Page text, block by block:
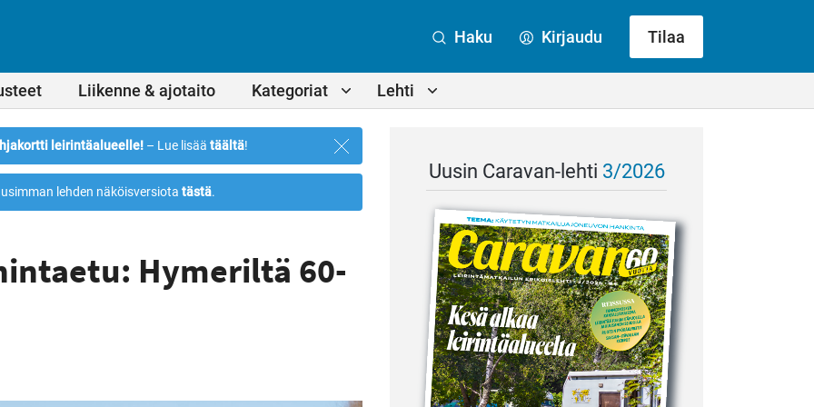
Liikenne & ajotaito Kategoriat Lehti
Haku Kirjaudu Tilaa
leirintäalueelle! – Lue lisää täältä!
Sulje
ilmoitus
lehden näköisversiota tästä.
Hymeriltä 60-
Uusin Caravan-lehti 3/2026